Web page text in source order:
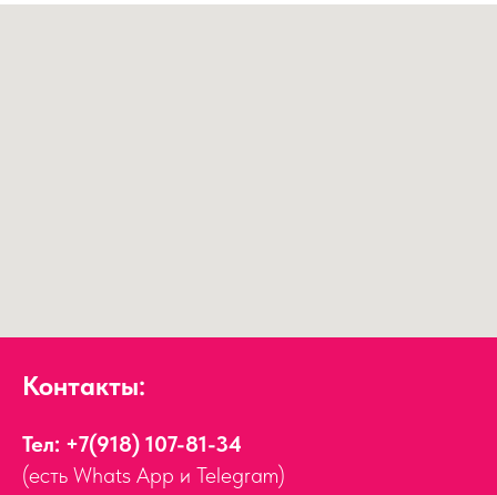
Контакты:
Тел: +7(918) 107-81-34
(есть Whats App и Telegram)